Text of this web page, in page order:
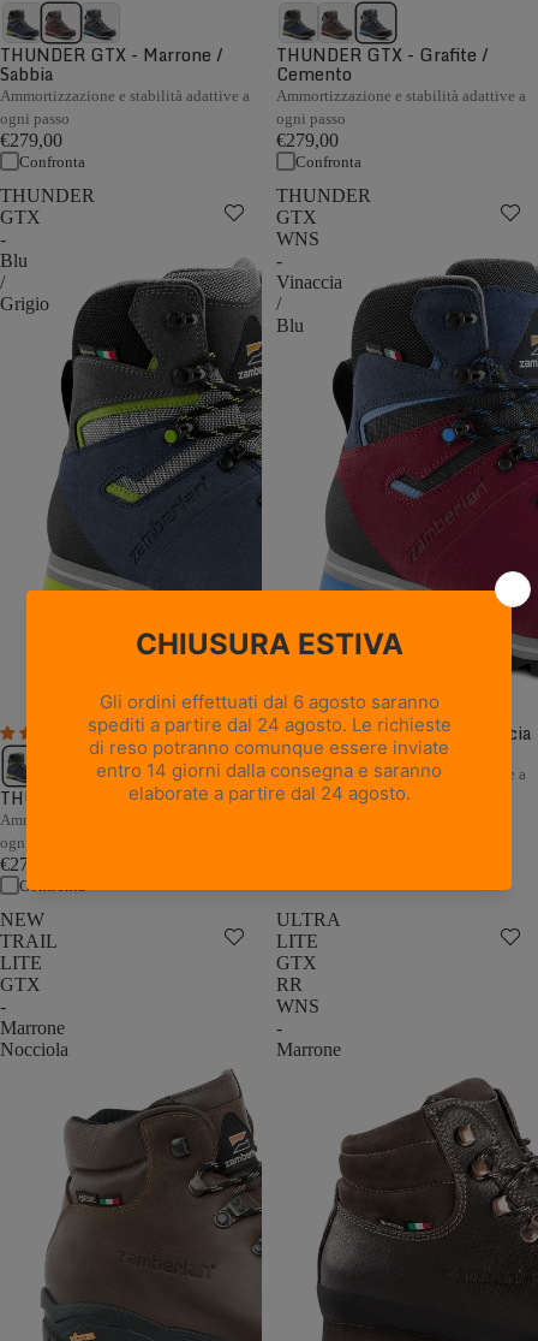
THUNDER GTX - Marrone /
Sabbia
Ammortizzazione e stabilità adattive a
ogni passo
€279,00
Confronta
THUNDER GTX - Grafite /
Cemento
Ammortizzazione e stabilità adattive a
ogni passo
€279,00
Confronta
THUNDER
GTX
-
Blu
/
Grigio
1 recensione
THUNDER GTX - Blu / Grigio
Ammortizzazione e stabilità adattive a
ogni passo
€279,00
Confronta
THUNDER
GTX
WNS
-
Vinaccia
/
Blu
THUNDER GTX WNS - Vinaccia
/ Blu
Ammortizzazione e stabilità adattive a
ogni passo
NEW
TRAIL
LITE
GTX
-
Marrone
Nocciola
ULTRA
LITE
GTX
RR
WNS
-
Marrone